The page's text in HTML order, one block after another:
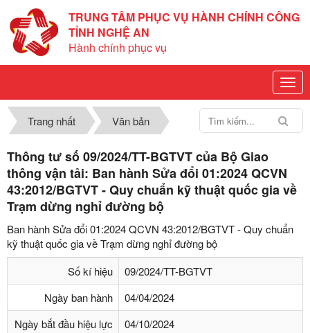
TRUNG TÂM PHỤC VỤ HÀNH CHÍNH CÔNG
TỈNH NGHỆ AN
Hành chính phục vụ
Trang nhất Văn bản
Thông tư số 09/2024/TT-BGTVT của Bộ Giao
thông vận tải: Ban hành Sửa đổi 01:2024 QCVN
43:2012/BGTVT - Quy chuẩn kỹ thuật quốc gia về
Trạm dừng nghỉ đường bộ
Ban hành Sửa đổi 01:2024 QCVN 43:2012/BGTVT - Quy chuẩn
kỹ thuật quốc gia về Trạm dừng nghỉ đường bộ
Số kí hiệu
09/2024/TT-BGTVT
Ngày ban hành
04/04/2024
Ngày bắt đầu hiệu lực
04/10/2024